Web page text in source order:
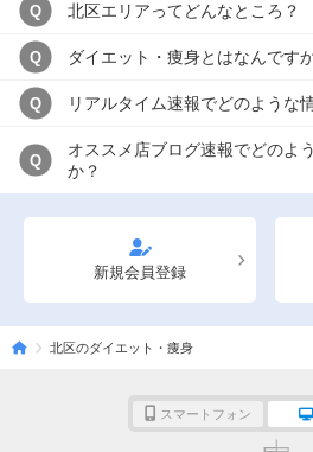
Q 北区エリアってどんなところ？
Q ダイエット・痩身とはなんです
Q リアルタイム速報でどのような
Q
オススメ店ブログ速報でどのよ
か？
新規会員登録
北区のダイエット・痩身
スマートフォン